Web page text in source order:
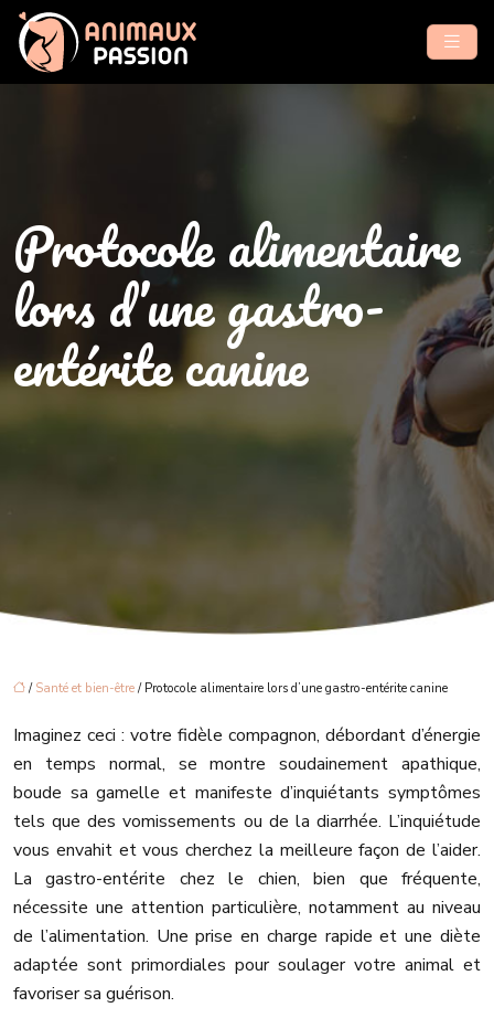
Protocole alimentaire
lors d’une gastro-
entérite canine
/ Santé et bien-être / Protocole alimentaire lors d’une gastro-entérite canine
Imaginez ceci : votre fidèle compagnon, débordant d’énergie
en temps normal, se montre soudainement apathique,
boude sa gamelle et manifeste d’inquiétants symptômes
tels que des vomissements ou de la diarrhée. L’inquiétude
vous envahit et vous cherchez la meilleure façon de l’aider.
La gastro-entérite chez le chien, bien que fréquente,
nécessite une attention particulière, notamment au niveau
de l’alimentation. Une prise en charge rapide et une diète
adaptée sont primordiales pour soulager votre animal et
favoriser sa guérison.